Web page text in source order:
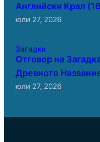
Английски Крал
юли 27, 2026
Загадки
Отговор на
Древното
юли 27, 2026